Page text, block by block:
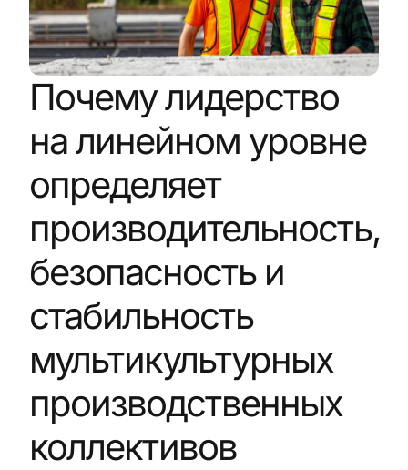
Почему лидерство
на линейном уровне
определяет
производительность,
безопасность и
стабильность
мультикультурных
производственных
коллективов